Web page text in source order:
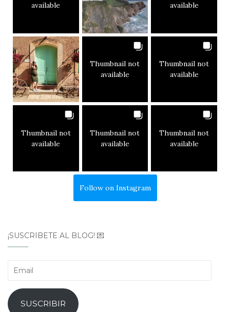
available
available
Thumbnail not
available
Thumbnail not
available
Thumbnail not
available
Thumbnail not
available
Thumbnail not
available
Follow on Instagram
¡SUSCRÍBETE AL BLOG! 💌
Email
SUSCRIBIR